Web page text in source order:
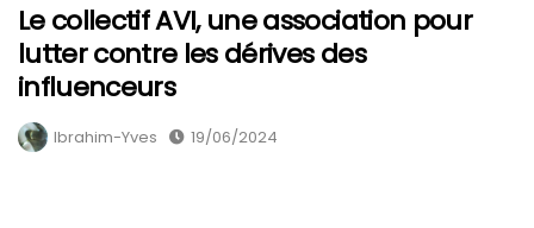
Le collectif AVI, une association pour
lutter contre les dérives des
influenceurs
Ibrahim-Yves 19/06/2024